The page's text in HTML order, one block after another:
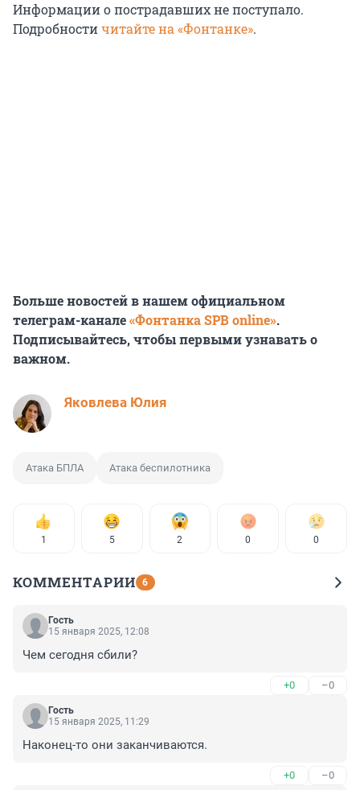
Информации о пострадавших не поступало.
Подробностичитайте на «Фонтанке».
Больше новостей в нашем официальном
телеграм-канале«Фонтанка SPB online».
Подписывайтесь, чтобы первыми узнавать о
важном.
Яковлева Юлия
Атака БПЛА Атака беспилотника
1 5 2 0 0
КОММЕНТАРИИ 6
Гость
15 января 2025, 12:08
Чем сегодня сбили?
+0 –0
Гость
15 января 2025, 11:29
Наконец-то они заканчиваются.
+0 –0